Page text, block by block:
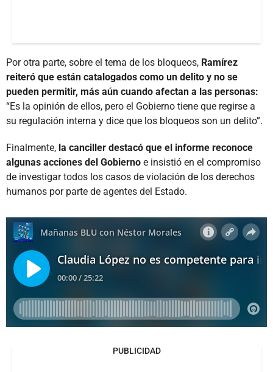
Por otra parte, sobre el tema de los bloqueos, Ramírez
reiteró que están catalogados como un delito y no se
pueden permitir, más aún cuando afectan a las personas:
“Es la opinión de ellos, pero el Gobierno tiene que regirse a
su regulación interna y dice que los bloqueos son un delito”.
Finalmente, la canciller destacó que el informe reconoce
algunas acciones del Gobierno e insistió en el compromiso
de investigar todos los casos de violación de los derechos
humanos por parte de agentes del Estado.
PUBLICIDAD